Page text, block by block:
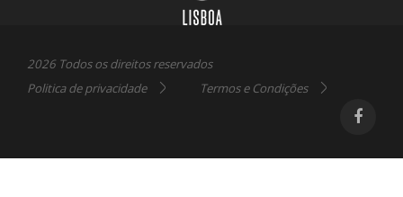
2026 Todos os direitos reservados
Politica de privacidade
Termos e Condições